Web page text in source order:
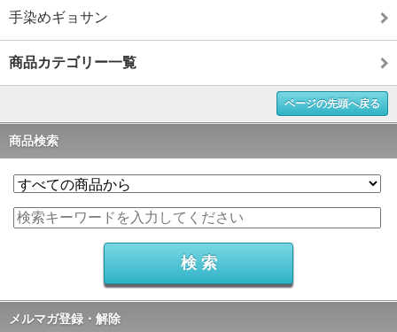
手染めギョサン
商品カテゴリー一覧
ページの先頭へ戻る
商品検索
メルマガ登録・解除